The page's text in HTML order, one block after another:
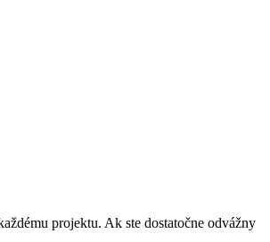
projektu. Ak ste dostatočne odvážny